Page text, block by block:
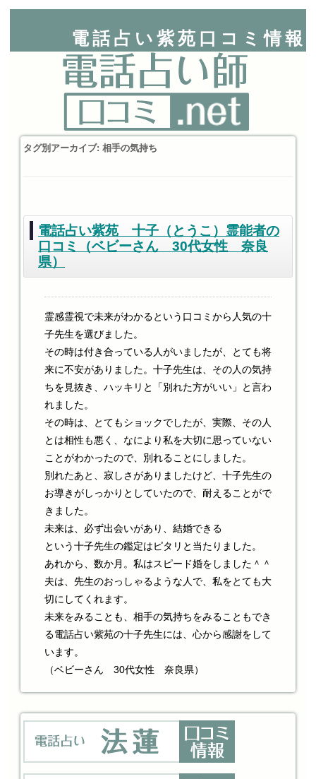
電話占い紫苑口コミ情報
タグ別アーカイブ: 相手の気持ち
電話占い紫苑 十子（とうこ）霊能者の
口コミ（ベビーさん 30代女性 奈良
県）
霊感霊視で未来がわかるという口コミから人気の十
子先生を選びました。
その時は付き合っている人がいましたが、とても将
来に不安がありました。十子先生は、その人の気持
ちを見抜き、ハッキリと「別れた方がいい」と言わ
れました。
その時は、とてもショックでしたが、実際、その人
とは相性も悪く、なにより私を大切に思っていない
ことがわかったので、別れることにしました。
別れたあと、寂しさがありましたけど、十子先生の
お導きがしっかりとしていたので、耐えることがで
きました。
未来は、必ず出会いがあり、結婚できる
という十子先生の鑑定はピタリと当たりました。
あれから、数か月。私はスピード婚をしました＾＾
夫は、先生のおっしゃるような人で、私をとても大
切にしてくれます。
未来をみることも、相手の気持ちをみることもでき
る電話占い紫苑の十子先生には、心から感謝をして
います。
（ベビーさん 30代女性 奈良県）